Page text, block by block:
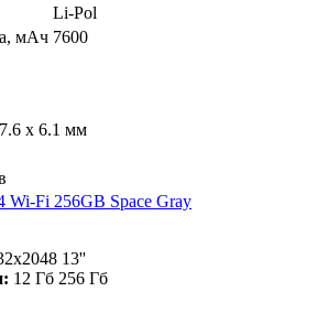
Li-Pol
мАч 7600
x 6.1 мм
Wi-Fi 256GB Space Gray
13''
12 Гб 256 Гб